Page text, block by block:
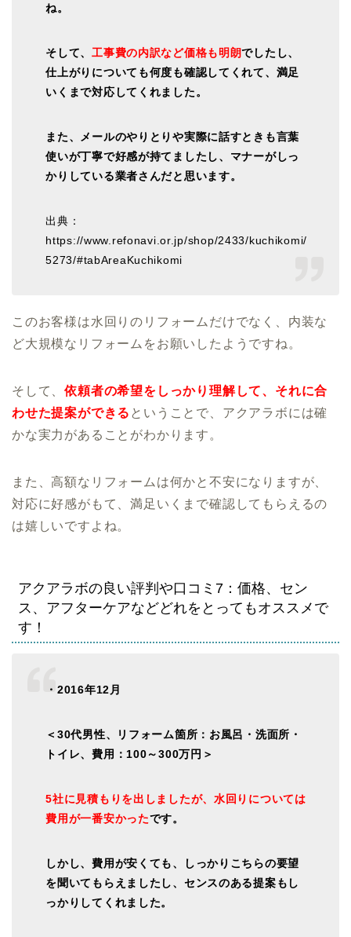
ね。
そして、工事費の内訳など価格も明朗でしたし、
仕上がりについても何度も確認してくれて、満足
いくまで対応してくれました。
また、メールのやりとりや実際に話すときも言葉
使いが丁寧で好感が持てましたし、マナーがしっ
かりしている業者さんだと思います。
出典：
https://www.refonavi.or.jp/shop/2433/kuchikomi/
5273/#tabAreaKuchikomi
このお客様は水回りのリフォームだけでなく、内装な
ど大規模なリフォームをお願いしたようですね。
そして、依頼者の希望をしっかり理解して、それに合
わせた提案ができる ということで、アクアラボには確
かな実力があることがわかります。
また、高額なリフォームは何かと不安になりますが、
対応に好感がもて、満足いくまで確認してもらえるの
は嬉しいですよね。
アクアラボの良い評判や口コミ7：価格、セン
ス、アフターケアなどどれをとってもオススメで
す！
・2016年12月
＜30代男性、リフォーム箇所：お風呂・洗面所・
トイレ、費用：100～300万円＞
5社に見積もりを出しましたが、水回りについては
費用が一番安かったです。
しかし、費用が安くても、しっかりこちらの要望
を聞いてもらえましたし、センスのある提案もし
っかりしてくれました。